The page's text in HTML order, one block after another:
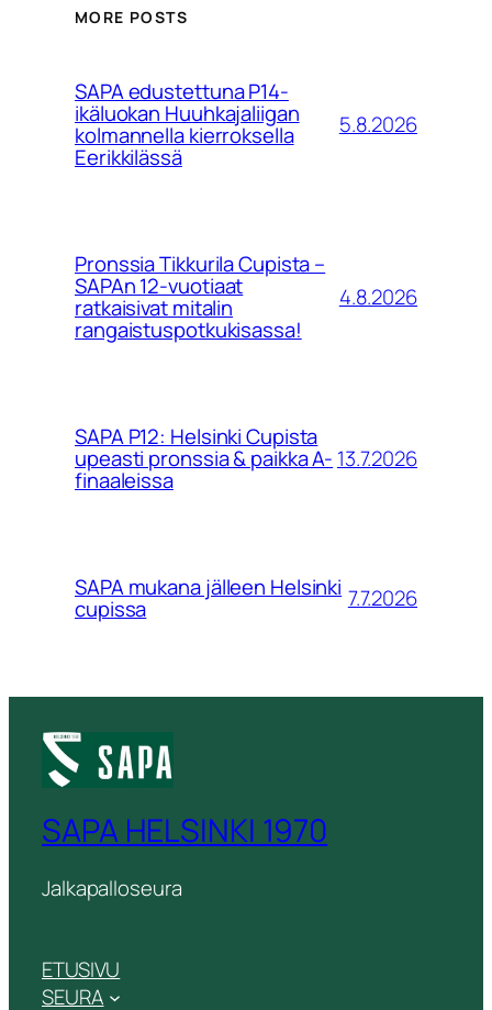
MORE POSTS
SAPA edustettuna P14-
ikäluokan Huuhkajaliigan
kolmannella kierroksella
Eerikkilässä
5.8.2026
Pronssia Tikkurila Cupista –
SAPAn 12-vuotiaat
ratkaisivat mitalin
rangaistuspotkukisassa!
4.8.2026
SAPA P12: Helsinki Cupista
upeasti pronssia & paikka A-
finaaleissa
13.7.2026
SAPA mukana jälleen Helsinki
cupissa 7.7.2026
SAPA HELSINKI 1970
Jalkapalloseura
ETUSIVU
SEURA